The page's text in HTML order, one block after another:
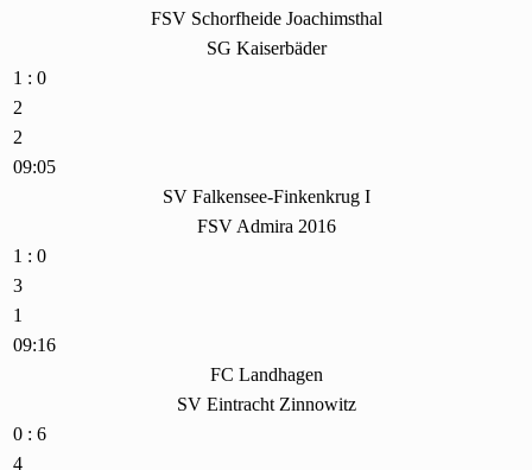
FSV Schorfheide Joachimsthal
SG Kaiserbäder
1 : 0
2
2
09:05
SV Falkensee-Finkenkrug I
FSV Admira 2016
1 : 0
3
1
09:16
FC Landhagen
SV Eintracht Zinnowitz
0 : 6
4